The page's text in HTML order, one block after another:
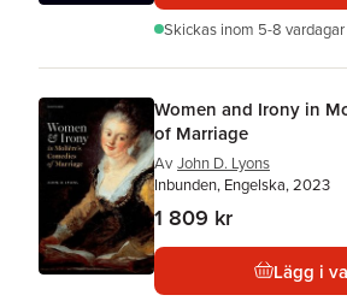
Skickas inom 5-8 vardagar
Women and Irony in
of Marriage
Av John D. Lyons
Inbunden, Engelska, 2023
1 809 kr
Lägg i